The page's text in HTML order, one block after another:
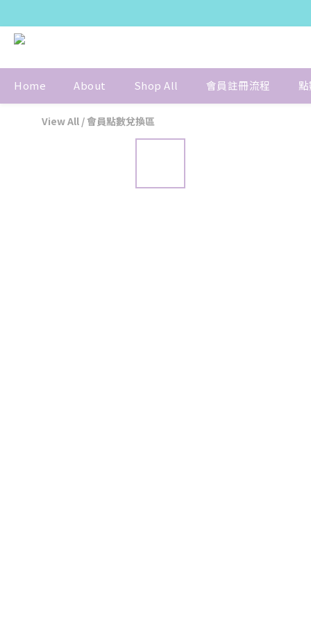
Home About Shop All 會員註冊流程
View All /會員點數兌換區